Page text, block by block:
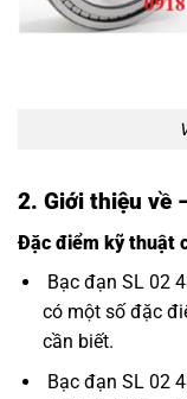
2. Giới thiệu về
Đặc điểm kỹ thuật
Bạc đạn SL 02
có một số đặc
cần biết.
Bạc đạn SL 02